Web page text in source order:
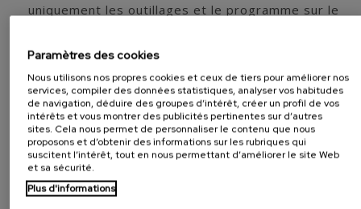
uniquement les outillages et le programme sur le
Intégration des processus d'assemblage, de
modèles différents sur une seule machine.
Système de contrôle de la force et de la course
pour garantir la qualité finale.
Optimisation des processus de production
Machine automatique robuste et compacte
permettant d'économiser de l'espace dans
Paramètres des cookies
Nous utilisons nos propres cookies et ceux de tiers pour améliorer nos
services, compiler des données statistiques, analyser vos habitudes
de navigation, déduire des groupes d’intérêt, créer un profil de vos
intérêts et vous montrer des publicités pertinentes sur d’autres
sites. Cela nous permet de personnaliser le contenu que nous
proposons et d’obtenir des informations sur les rubriques qui
suscitent l’intérêt, tout en nous permettant d’améliorer le site Web
et sa sécurité.
Plus d'informations